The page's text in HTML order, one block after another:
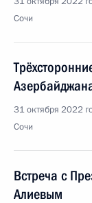
Сочи
31 октября 2022
Сочи
Встреча с
Алиевым